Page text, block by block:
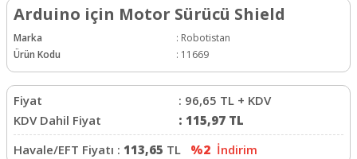
Arduino için Motor Sürücü Shield
Marka : Robotistan
Ürün Kodu
: 11669
Fiyat : 96,65 TL + KDV
KDV Dahil Fiyat
: 115,97 TL
Havale/EFT Fiyatı : 113,65 TL %2 İndirim